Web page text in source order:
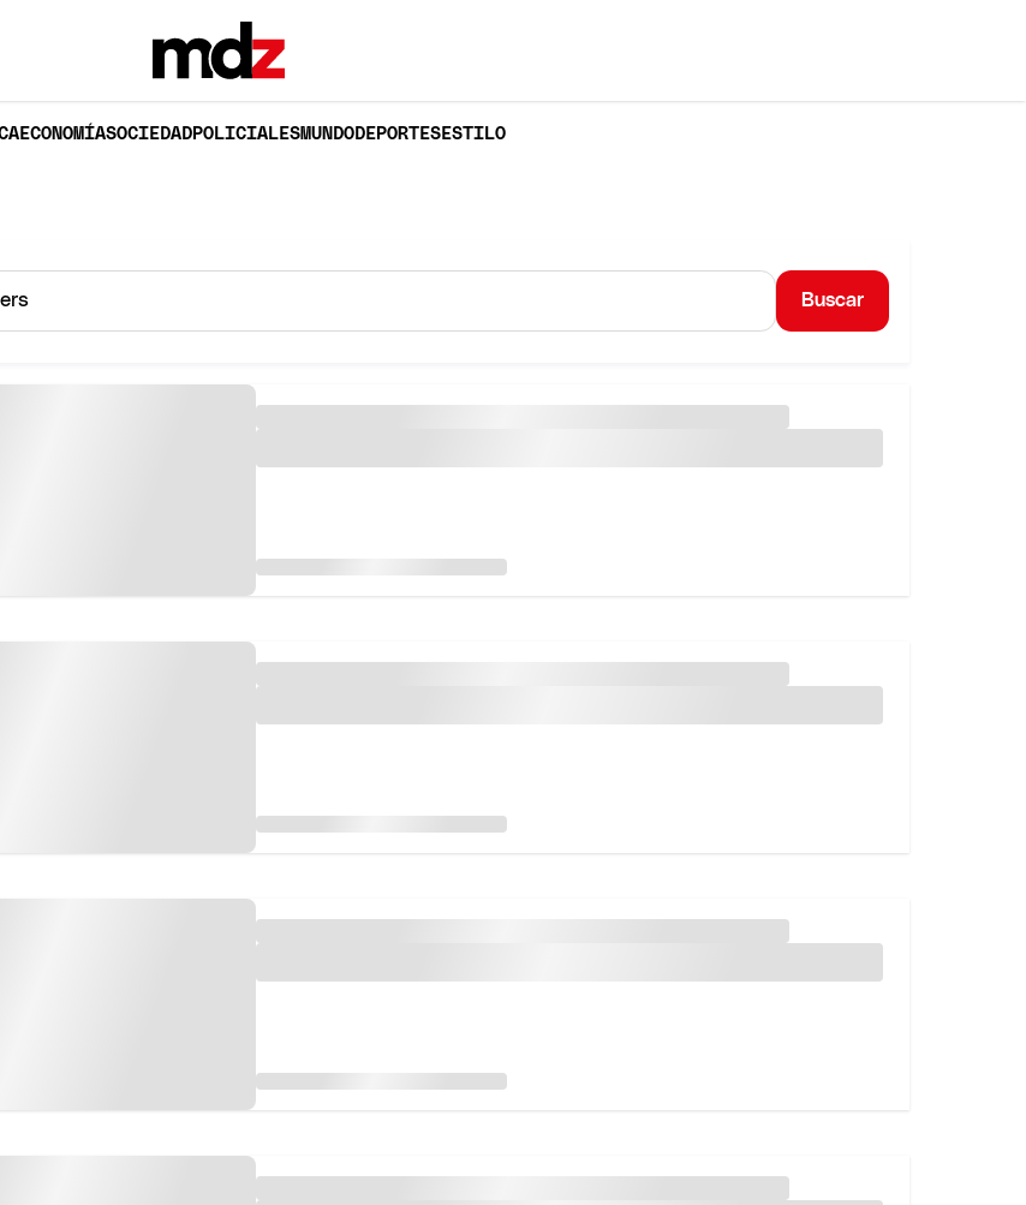
ECONOMÍASOCIEDADPOLICIALESMUNDODEPORTESESTILO
Buscar